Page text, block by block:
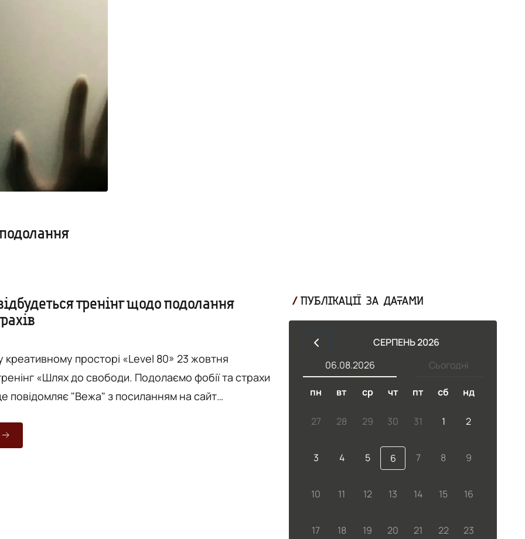
тренінг щодо подолання
креативному просторі «Level 80» 23 жовтня
«Шлях до свободи. Подолаємо фобії та страхи
щодо подолання тривоги та страхів у
житті, інструменти боротьби зі страхом та
ПУБЛІКАЦІЇ ЗА ДАТАМИ
СЕРПЕНЬ 2026
Сьогодні
06.08.2026
пн вт ср чт пт сб нд
27 28 29 30 31 1 2
3 4 5 6 7 8 9
10 11 12 13 14 15 16
17 18 19 20 21 22 23